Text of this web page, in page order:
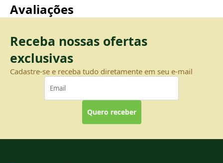
Avaliações
Receba nossas ofertas
exclusivas
Cadastre-se e receba tudo diretamente em seu e-mail
Quero receber